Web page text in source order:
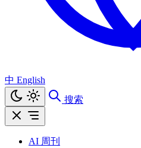
中 English
搜索
AI 周刊